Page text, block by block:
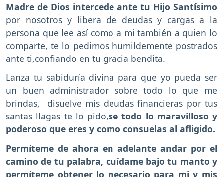
Madre de Dios intercede ante tu Hijo Santísimo
por nosotros y libera de deudas y cargas a la
persona que lee así como a mi también a quien lo
comparte, te lo pedimos humildemente postrados
ante ti,confiando en tu gracia bendita.
Lanza tu sabiduría divina para que yo pueda ser
un buen administrador sobre todo lo que me
brindas, disuelve mis deudas financieras por tus
santas llagas te lo pido,se todo lo maravilloso y
poderoso que eres y como consuelas al afligido.
Permíteme de ahora en adelante andar por el
camino de tu palabra, cuídame bajo tu manto y
permíteme obtener lo necesario para mi y mis